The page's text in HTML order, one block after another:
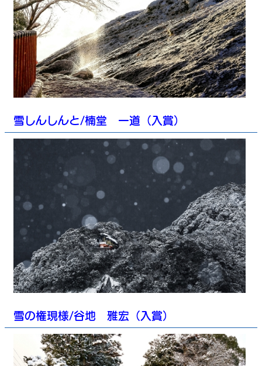
雪しんしんと/楠堂 一道（入賞）
雪の権現様/谷地 雅宏（入賞）